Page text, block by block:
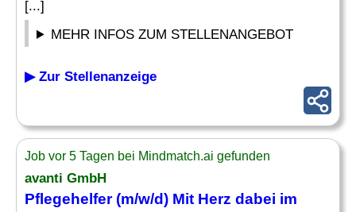
[...]
MEHR INFOS ZUM STELLENANGEBOT
▶ Zur Stellenanzeige
Job vor 5 Tagen bei Mindmatch.ai gefunden
avanti GmbH
Pflegehelfer (m/w/d) Mit Herz dabei im